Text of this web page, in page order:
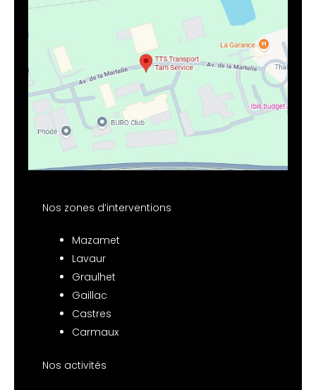
Nos zones d’interventions
Mazamet
Lavaur
Graulhet
Gaillac
Castres
Carmaux
Nos activités